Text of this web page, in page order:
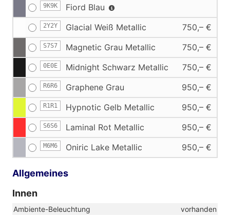
9K9K Fiord Blau
2Y2Y Glacial Weiß Metallic 750,– €
S7S7 Magnetic Grau Metallic 750,– €
0E0E Midnight Schwarz Metallic 750,– €
R6R6 Graphene Grau 950,– €
R1R1 Hypnotic Gelb Metallic 950,– €
S6S6 Laminal Rot Metallic 950,– €
M6M6 Oniric Lake Metallic 950,– €
Allgemeines
Innen
Ambiente-Beleuchtung
vorhanden